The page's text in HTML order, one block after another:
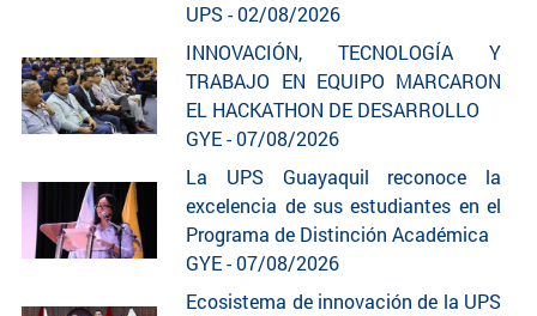
UPS - 02/08/2026
INNOVACIÓN, TECNOLOGÍA Y
TRABAJO EN EQUIPO MARCARON
EL HACKATHON DE DESARROLLO
GYE - 07/08/2026
La UPS Guayaquil reconoce la
excelencia de sus estudiantes en el
Programa de Distinción Académica
GYE - 07/08/2026
Ecosistema de innovación de la UPS